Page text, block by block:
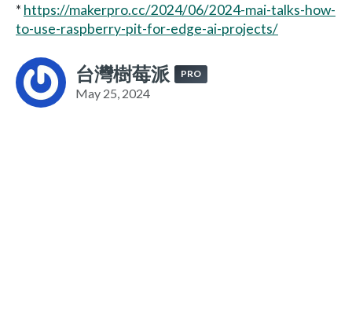
* https://makerpro.cc/2024/06/2024-mai-talks-how-
to-use-raspberry-pit-for-edge-ai-projects/
台灣樹莓派 PRO
May 25, 2024